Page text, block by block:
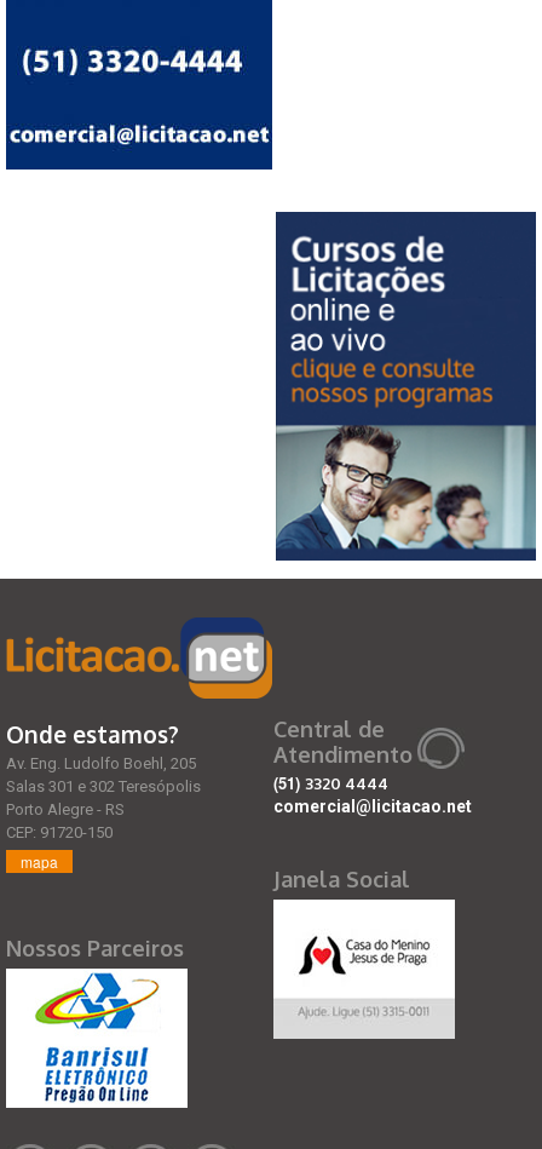
Onde estamos?
Av. Eng. Ludolfo Boehl, 205
Salas 301 e 302 Teresópolis
Porto Alegre - RS
CEP: 91720-150
mapa
Nossos Parceiros
Central de
Atendimento
(51) 3320 4444
comercial@licitacao.net
Janela Social